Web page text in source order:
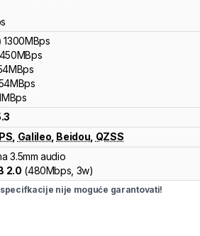
1300MBps
450MBps
MBps
MBps
MBps
Galileo Beidou QZSS
3.5mm audio
2.0 (480Mbps, 3w)
nije moguće garantovati!